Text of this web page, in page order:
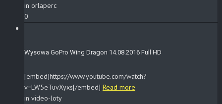
in orlaperc
0
Wysowa GoPro Wing Dragon 14.08.2016 Full HD
[embed]https://www.youtube.com/watch?
v=LW5eTuvXyxs[/embed] Read more
in video-loty